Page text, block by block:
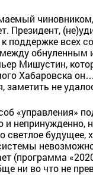
Президент,
всех
между
Мишустин,
Хабаровска
заметить не
«управления»
непринужденно,
светлое будущее,
(программа
ни во что не